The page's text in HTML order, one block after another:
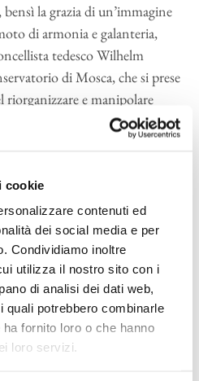
cookie
contenuti ed
dei social media e per
Condividiamo inoltre
utilizza il nostro sito con i
di analisi dei dati web,
quali potrebbero combinarle
fornito loro o che hanno
loro servizi.
la grazia di un’immagine
di armonia e galanteria,
tedesco Wilhelm
di Mosca, che si prese
e manipolare
l’autore non ebbe il bene di
i suoi intenti originari.
come la Quinta di
formato classico, peraltro
così da lasciare in
più che altro con i fiati, del
Se il riferimento
rivoluzione romantica, per
un mondo sonoro di
teste adorne di parrucche